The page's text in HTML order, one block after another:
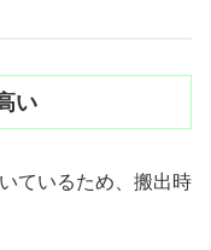
い
ているため、搬出時